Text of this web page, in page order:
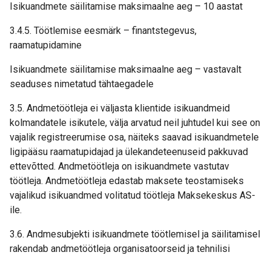
Isikuandmete säilitamise maksimaalne aeg – 10 aastat
3.4.5. Töötlemise eesmärk – finantstegevus,
raamatupidamine
Isikuandmete säilitamise maksimaalne aeg – vastavalt
seaduses nimetatud tähtaegadele
3.5. Andmetöötleja ei väljasta klientide isikuandmeid
kolmandatele isikutele, välja arvatud neil juhtudel kui see on
vajalik registreerumise osa, näiteks saavad isikuandmetele
ligipääsu raamatupidajad ja ülekandeteenuseid pakkuvad
ettevõtted. Andmetöötleja on isikuandmete vastutav
töötleja. Andmetöötleja edastab maksete teostamiseks
vajalikud isikuandmed volitatud töötleja Maksekeskus AS-
ile.
3.6. Andmesubjekti isikuandmete töötlemisel ja säilitamisel
rakendab andmetöötleja organisatoorseid ja tehnilisi